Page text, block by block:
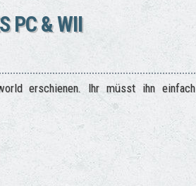
PC & WII
erschienen. Ihr müsst ihn einfach